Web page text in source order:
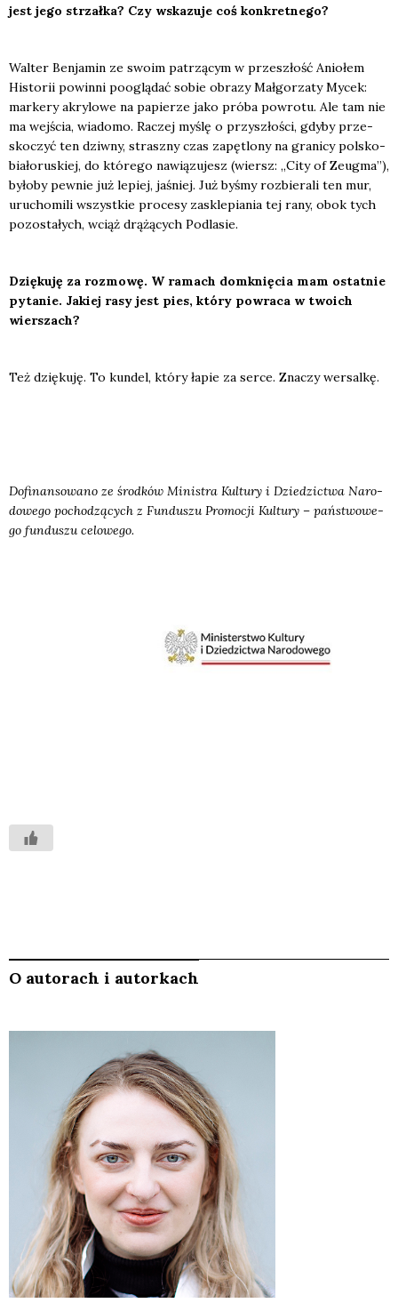
jest jego strzał­ka? Czy wska­zu­je coś kon­kret­ne­go?
Wal­ter Ben­ja­min ze swo­im patrzą­cym w prze­szłość Anio­łem
Histo­rii powin­ni pooglą­dać sobie obra­zy Mał­go­rza­ty Mycek:
mar­ke­ry akry­lo­we na papie­rze jako pró­ba powro­tu. Ale tam nie
ma wej­ścia, wia­do­mo. Raczej myślę o przy­szło­ści, gdy­by prze­
sko­czyć ten dziw­ny, strasz­ny czas zapę­tlo­ny na gra­ni­cy pol­sko-
bia­ło­ru­skiej, do któ­re­go nawią­zu­jesz (wiersz: „City of Zeug­ma”),
było­by pew­nie już lepiej, jaśniej. Już byśmy roz­bie­ra­li ten mur,
uru­cho­mi­li wszyst­kie pro­ce­sy zaskle­pia­nia tej rany, obok tych
pozo­sta­łych, wciąż drą­żą­cych Pod­la­sie.
Dzię­ku­ję za roz­mo­wę. W ramach domknię­cia mam ostat­nie
pyta­nie. Jakiej rasy jest pies, któ­ry powra­ca w two­ich
wier­szach?
Też dzię­ku­ję. To kun­del, któ­ry łapie za ser­ce. Zna­czy wer­sal­kę.
Dofi­nan­so­wa­no ze środ­ków Mini­stra Kul­tu­ry i Dzie­dzic­twa Naro­
do­we­go pocho­dzą­cych z Fun­du­szu Pro­mo­cji Kul­tu­ry – pań­stwo­we­
go fun­du­szu celo­we­go.
O autorach i autorkach